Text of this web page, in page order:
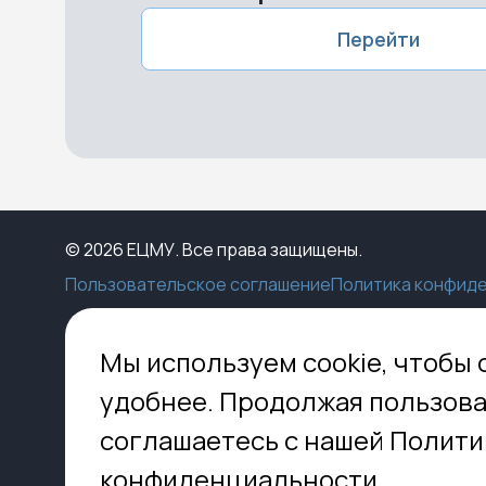
Перейти
© 2026 ЕЦМУ. Все права защищены.
Пользовательское соглашениеПолитика
Каталог Конструктор
Блог
Помощь
Контакты
Пункты выдачи
Оплата
Установка
Гид по кладбищам
8
Мы используем cookie, чтобы
удобнее. Продолжая
соглашаетесь с нашей